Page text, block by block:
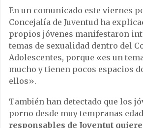
En un comunicado este viernes
Concejalía de Juventud ha
propios jóvenes manifestaron
temas de sexualidad dentro del
Adolescentes, porque «es un
mucho y tienen pocos espacios
ellos».
También han detectado que los
porno desde muy tempranas
responsables de Joventut